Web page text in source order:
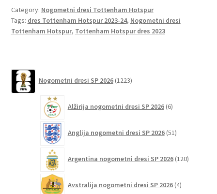
o
o
er l
es
t
di
t
e
Category: Nogometni dresi Tottenham Hotspur
Tags: dres Tottenham Hotspur 2023-24, Nogometni dresi
Tottenham Hotspur, Tottenham Hotspur dres 2023
Nogometni dresi SP 2026 1223izdelkov
Alžirija nogometni dresi SP 2026 6izdelkov
Anglija nogometni dresi SP 2026 51izdelkov
Argentina nogometni dresi SP 2026 120izdelkov
Avstralija nogometni dresi SP 2026 4izdelki